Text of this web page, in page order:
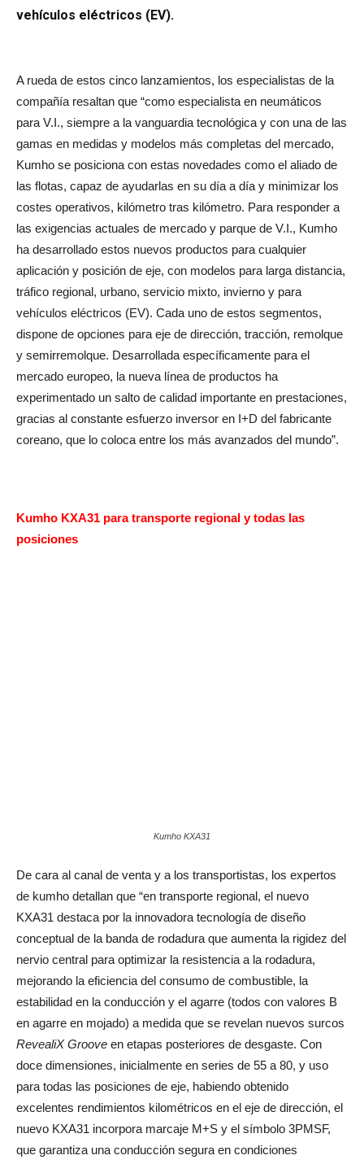
vehículos eléctricos (EV).
A rueda de estos cinco lanzamientos, los especialistas de la
compañía resaltan que “como especialista en neumáticos
para V.I., siempre a la vanguardia tecnológica y con una de las
gamas en medidas y modelos más completas del mercado,
Kumho se posiciona con estas novedades como el aliado de
las flotas, capaz de ayudarlas en su día a día y minimizar los
costes operativos, kilómetro tras kilómetro. Para responder a
las exigencias actuales de mercado y parque de V.I., Kumho
ha desarrollado estos nuevos productos para cualquier
aplicación y posición de eje, con modelos para larga distancia,
tráfico regional, urbano, servicio mixto, invierno y para
vehículos eléctricos (EV). Cada uno de estos segmentos,
dispone de opciones para eje de dirección, tracción, remolque
y semirremolque. Desarrollada específicamente para el
mercado europeo, la nueva línea de productos ha
experimentado un salto de calidad importante en prestaciones,
gracias al constante esfuerzo inversor en I+D del fabricante
coreano, que lo coloca entre los más avanzados del mundo”.
Kumho KXA31 para transporte regional y todas las
posiciones
Kumho KXA31
De cara al canal de venta y a los transportistas, los expertos
de kumho detallan que “en transporte regional, el nuevo
KXA31 destaca por la innovadora tecnología de diseño
conceptual de la banda de rodadura que aumenta la rigidez del
nervio central para optimizar la resistencia a la rodadura,
mejorando la eficiencia del consumo de combustible, la
estabilidad en la conducción y el agarre (todos con valores B
en agarre en mojado) a medida que se revelan nuevos surcos
RevealiX Groove en etapas posteriores de desgaste. Con
doce dimensiones, inicialmente en series de 55 a 80, y uso
para todas las posiciones de eje, habiendo obtenido
excelentes rendimientos kilométricos en el eje de dirección, el
nuevo KXA31 incorpora marcaje M+S y el símbolo 3PMSF,
que garantiza una conducción segura en condiciones